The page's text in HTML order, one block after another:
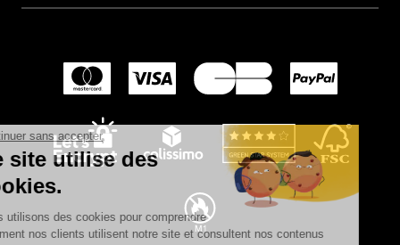
Continuer sans accepter
Ce site utilise des
cookies.
Nous utilisons des cookies pour comprendre
comment nos clients utilisent notre site et consultent nos contenus